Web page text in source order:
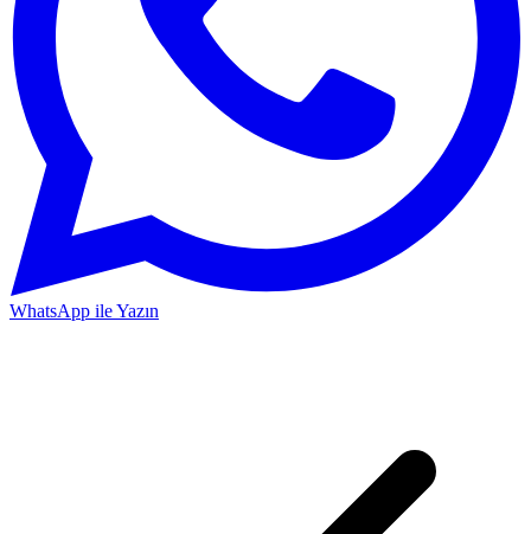
WhatsApp ile Yazın